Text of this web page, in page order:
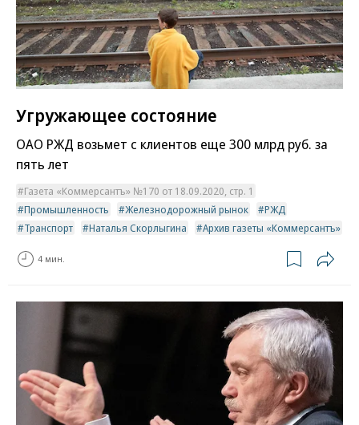
Угружающее состояние
ОАО РЖД возьмет с клиентов еще 300 млрд руб. за
пять лет
Газета «Коммерсантъ» №170 от 18.09.2020, стр. 1
Промышленность
Железнодорожный рынок
РЖД
Транспорт
Наталья Скорлыгина Архив газеты «Коммерсантъ»
4 мин.